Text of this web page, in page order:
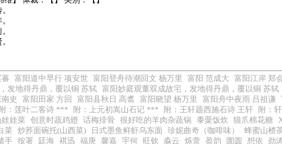
富阳道中早行 项安世 富阳登舟待潮回文 杨万里 富阳 范成大 富阳江岸 郑
发地得丹鼎，覆以铜 苏轼 富阳妙庭观董双成故宅，发地得丹鼎，覆以铜 苏轼
史
富阳田家 方回 富阳县秋日 高翥 富阳晓望 杨万里 富阳舟中夜雨 吕祖谦
附：莲叶二客诗 *** 附：上元初嵩山石记 *** 附：王轩题西施石诗 王轩 附：
娃娃菜 创意时蔬鸡翅 话梅排骨 很好吃的羊肉杂蔬锅 黍粟饭炊 猫爪棉花糖
菜 炒荞面碗托(山西菜) 日式墨鱼鲜虾乌东面 珍妮曲奇（咖啡味） 蜂蜜山楂
手 按署 廷海 祺迅 福庚 馨嘉 宇何 旺钦 淼云 烁萱 盈韵 圊圆 想依 劲